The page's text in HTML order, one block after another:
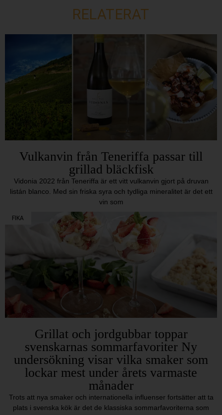
RELATERAT
Vulkanvin från Teneriffa passar till
grillad bläckfisk
Vidonia 2022 från Teneriffa är ett vitt vulkanvin gjort på druvan
listán blanco. Med sin friska syra och tydliga mineralitet är det ett
vin som
FIKA
Grillat och jordgubbar toppar
svenskarnas sommarfavoriter Ny
undersökning visar vilka smaker som
lockar mest under årets varmaste
månader
Trots att nya smaker och internationella influenser fortsätter att ta
plats i svenska kök är det de klassiska sommarfavoriterna som